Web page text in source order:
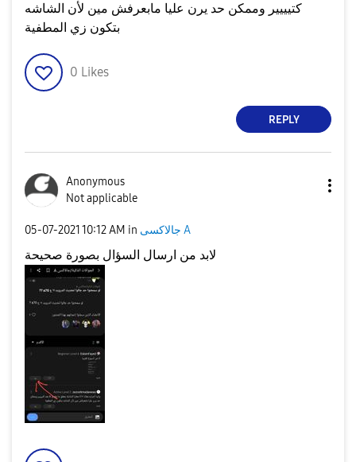
كتيييير وممكن حد يرن عليا مابعرفش مين لأن الشاشه
بتكون زي المطفية
0 Likes
REPLY
Anonymous
Not applicable
‎05-07-2021 10:12 AM in جالاكسى A
لابد من ارسال السؤال بصورة صحيحة